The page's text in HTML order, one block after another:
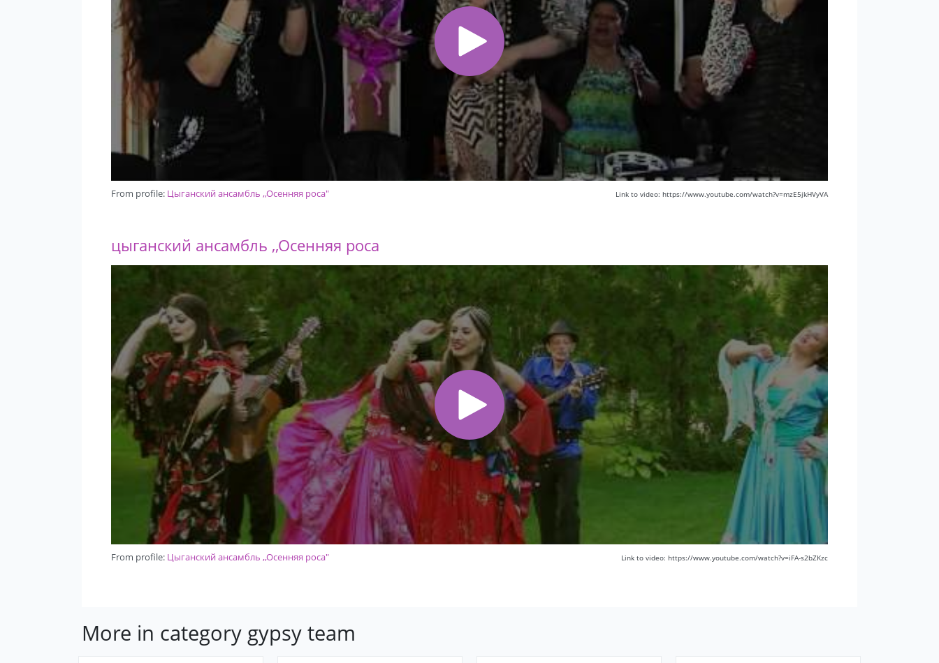
From profile: Цыганский ансамбль ,,Осенняя роса" Link to video: https://www.youtube.com/watch?v=mzE5jkHVyVA
цыганский ансамбль ,,Осенняя роса
From profile: Цыганский ансамбль ,,Осенняя роса" Link to video: https://www.youtube.com/watch?v=iFA-s2bZKzc
More in category gypsy team